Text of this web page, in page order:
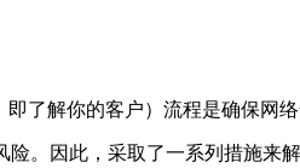
了解你的客户）流程是确保网
。因此，采取了一系列措施来解